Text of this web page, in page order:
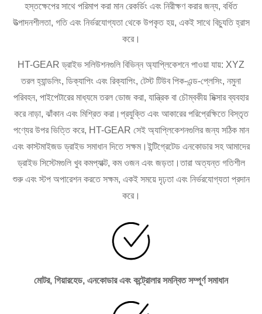
হস্তক্ষেপের সাথে পরিমাপ করা মান রেকর্ডিং এবং নিরীক্ষণ করার জন্য, বর্ধিত
উত্পাদনশীলতা, গতি এবং নির্ভরযোগ্যতা থেকে উপকৃত হয়, একই সাথে বিচ্যুতি হ্রাস
করে।
HT-GEAR ড্রাইভ সলিউশনগুলি বিভিন্ন অ্যাপ্লিকেশনে পাওয়া যায়: XYZ
তরল হ্যান্ডলিং, ডিক্যাপিং এবং রিক্যাপিং, টেস্ট টিউব পিক-এন্ড-প্লেসিং, নমুনা
পরিবহন, পাইপেটারের মাধ্যমে তরল ডোজ করা, যান্ত্রিক বা চৌম্বকীয় মিক্সার ব্যবহার
করে নাড়া, ঝাঁকান এবং মিশ্রিত করা।প্রযুক্তি এবং আকারের পরিপ্রেক্ষিতে বিস্তৃত
পণ্যের উপর ভিত্তি করে, HT-GEAR সেই অ্যাপ্লিকেশনগুলির জন্য সঠিক মান
এবং কাস্টমাইজড ড্রাইভ সমাধান দিতে সক্ষম।ইন্টিগ্রেটেড এনকোডার সহ আমাদের
ড্রাইভ সিস্টেমগুলি খুব কমপ্যাক্ট, কম ওজন এবং জড়তা।তারা অত্যন্ত গতিশীল
শুরু এবং স্টপ অপারেশন করতে সক্ষম, একই সময়ে দৃঢ়তা এবং নির্ভরযোগ্যতা প্রদান
করে।
মোটর, গিয়ারহেড, এনকোডার এবং কন্ট্রোলার সমন্বিত সম্পূর্ণ সমাধান